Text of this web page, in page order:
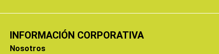
INFORMACIÓN CORPORATIVA
Nosotros